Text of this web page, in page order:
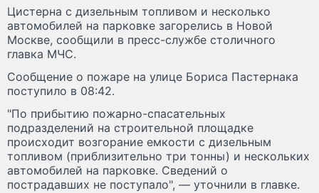
Цистерна с дизельным топливом и несколько
автомобилей на парковке загорелись в Новой
Москве, сообщили в пресс-службе столичного
главка МЧС.
Сообщение о пожаре на улице Бориса Пастернака
поступило в 08:42.
"По прибытию пожарно-спасательных
подразделений на строительной площадке
происходит возгорание емкости с дизельным
топливом (приблизительно три тонны) и нескольких
автомобилей на парковке. Сведений о
пострадавших не поступало", — уточнили в главке.